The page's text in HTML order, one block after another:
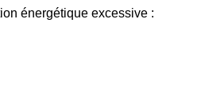
énergétique excessive :